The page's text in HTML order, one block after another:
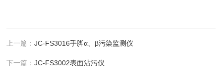
上一篇：JC-FS3016手脚α、β污染监测仪
下一篇：JC-FS3002表面沾污仪